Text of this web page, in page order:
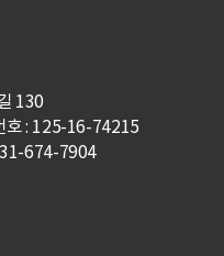
130
호 : 125-16-74215
674-7904